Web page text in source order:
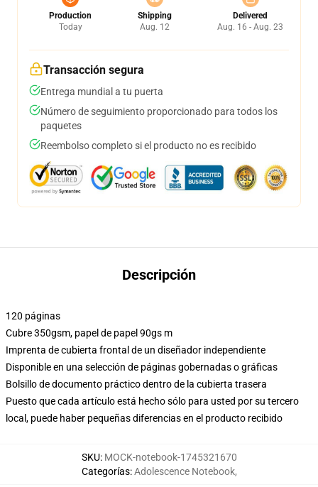
Production
Today
Shipping
Aug. 12
Delivered
Aug. 16 - Aug. 23
Transacción segura
Entrega mundial a tu puerta
Número de seguimiento proporcionado para todos los
paquetes
Reembolso completo si el producto no es recibido
Descripción
120 páginas
Cubre 350gsm, papel de papel 90gs m
Imprenta de cubierta frontal de un diseñador independiente
Disponible en una selección de páginas gobernadas o gráficas
Bolsillo de documento práctico dentro de la cubierta trasera
Puesto que cada artículo está hecho sólo para usted por su tercero
local, puede haber pequeñas diferencias en el producto recibido
SKU: MOCK-notebook-1745321670
Categorías:Adolescence Notebook,